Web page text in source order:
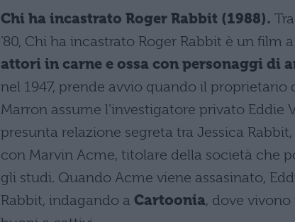
Chi ha incastrato Roger Rabbit (1988).
’80, Chi ha incastrato Roger Rabbit è un film
attori in carne e ossa con personaggi di
nel 1947, prende avvio quando il proprietario
Marron assume l’investigatore privato Eddie
presunta relazione segreta tra Jessica
con Marvin Acme, titolare della società che
gli studi. Quando Acme viene assasinato,
Rabbit, indagando a Cartoonia, dove